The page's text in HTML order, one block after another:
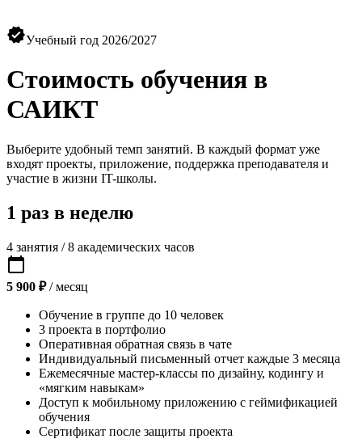
verifiedУчебный год 2026/2027
Стоимость обучения в
САИКТ
Выберите удобный темп занятий. В каждый формат уже
входят проекты, приложение, поддержка преподавателя и
участие в жизни IT-школы.
1 раз в неделю
4 занятия / 8 академических часов
calendar_today
5 900 ₽ / месяц
Обучение в группе до 10 человек
3 проекта в портфолио
Оперативная обратная связь в чате
Индивидуальный письменный отчет каждые 3 месяца
Ежемесячные мастер-классы по дизайну, кодингу и
«мягким навыкам»
Доступ к мобильному приложению с геймификацией
обучения
Сертификат после защиты проекта